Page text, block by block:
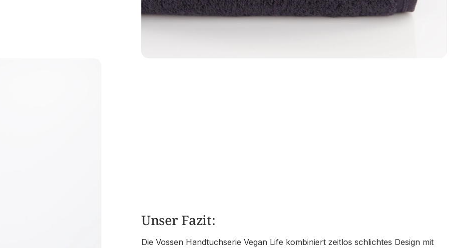
Unser Fazit:
Die Vossen Handtuchserie Vegan Life kombiniert zeitlos schlichtes Design mit